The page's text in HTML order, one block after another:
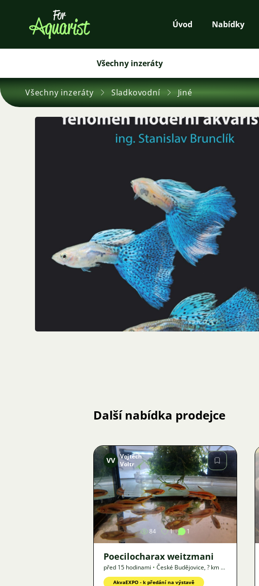
Úvod Nabídky
Všechny inzeráty
Všechny inzeráty Sladkovodní Jiné
Další nabídka prodejce
Obrázek
VV Vojtěch
Voltr
84 1 1
Poecilocharax weitzmani
před 15 hodinami • České Budějovice,? km •
Nabídka
AkvaEXPO - k předání na výstavě